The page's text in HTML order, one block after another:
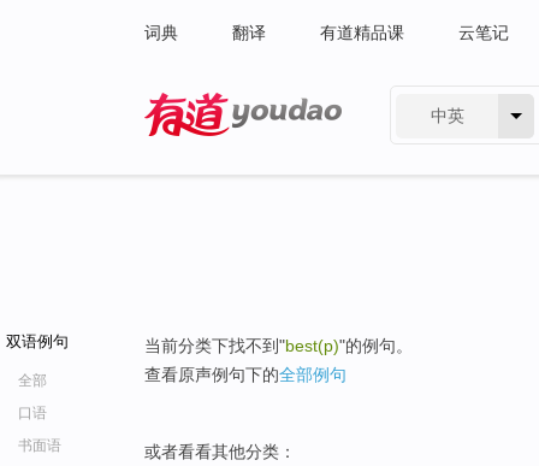
词典 翻译 有道精品课 云笔记
中英
双语例句
全部
口语
书面语
当前分类下找不到"best(p)"的例句。
查看原声例句下的全部例句
或者看看其他分类：